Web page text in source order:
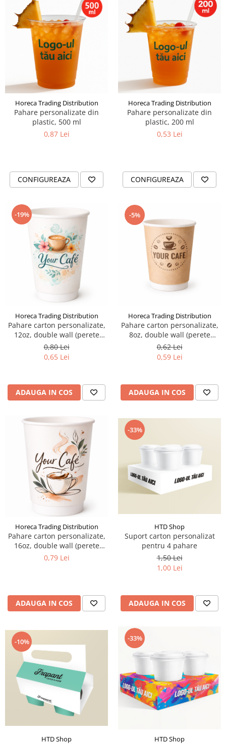
Horeca Trading Distribution
Pahare personalizate din
plastic, 500 ml
0,87 Lei
CONFIGUREAZA
Horeca Trading Distribution
Pahare personalizate din
plastic, 200 ml
0,53 Lei
CONFIGUREAZA
-19%
Horeca Trading Distribution
Pahare carton personalizate,
12oz, double wall (perete
dublu)
0,80 Lei
0,65 Lei
ADAUGA IN COS
-5%
Horeca Trading Distribution
Pahare carton personalizate,
8oz, double wall (perete
dublu)
0,62 Lei
0,59 Lei
ADAUGA IN COS
Horeca Trading Distribution
Pahare carton personalizate,
16oz, double wall (perete
dublu)
0,79 Lei
ADAUGA IN COS
-33%
HTD Shop
Suport carton personalizat
pentru 4 pahare
1,50 Lei
1,00 Lei
ADAUGA IN COS
-10%
HTD Shop
-33%
HTD Shop